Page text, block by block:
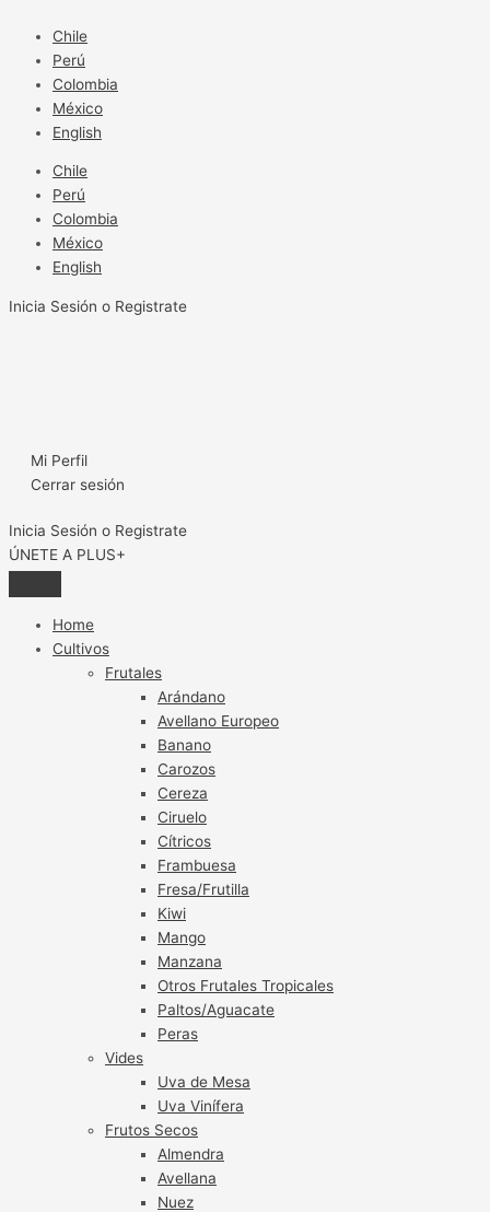
contenido
Chile
Perú
Colombia
México
English
Chile
Perú
Colombia
México
English
Inicia Sesión o Registrate
Mi Perfil
Cerrar sesión
Inicia Sesión o Registrate
ÚNETE A PLUS+
Home
Cultivos
Frutales
Arándano
Avellano Europeo
Banano
Carozos
Cereza
Ciruelo
Cítricos
Frambuesa
Fresa/Frutilla
Kiwi
Mango
Manzana
Otros Frutales Tropicales
Paltos/Aguacate
Peras
Vides
Uva de Mesa
Uva Vinífera
Frutos Secos
Almendra
Avellana
Nuez